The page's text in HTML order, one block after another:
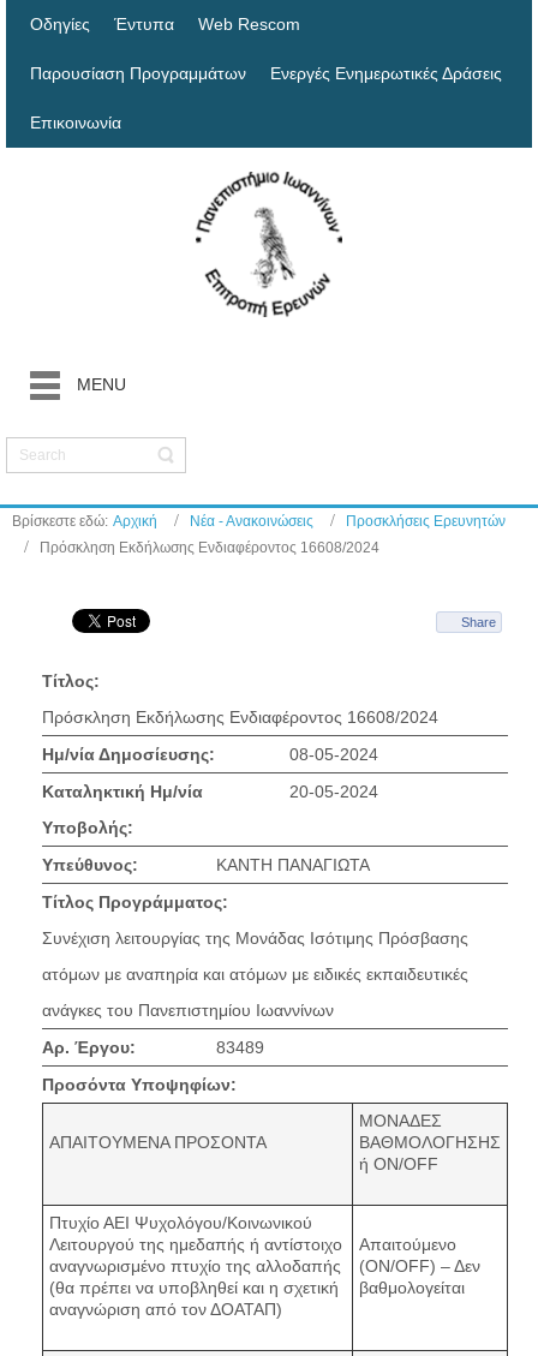
Οδηγίες Έντυπα Web Rescom
Παρουσίαση Προγραμμάτων Ενεργές Ενημερωτικές Δράσεις
Επικοινωνία
MENU
Βρίσκεστε εδώ: Αρχική Νέα - Ανακοινώσεις
Προσκλήσεις Ερευνητών
Πρόσκληση Εκδήλωσης Ενδιαφέροντος 16608/2024
Share
Τίτλος:
Πρόσκληση Εκδήλωσης Ενδιαφέροντος 16608/2024
Ημ/νία Δημοσίευσης:
08-05-2024
Καταληκτική Ημ/νία
Υποβολής:
20-05-2024
Υπεύθυνος:
ΚΑΝΤΗ ΠΑΝΑΓΙΩΤΑ
Τίτλος Προγράμματος:
Συνέχιση λειτουργίας της Μονάδας Ισότιμης Πρόσβασης
ατόμων με αναπηρία και ατόμων με ειδικές εκπαιδευτικές
ανάγκες του Πανεπιστημίου Ιωαννίνων
Αρ. Έργου:
83489
Προσόντα Υποψηφίων:
ΑΠΑΙΤΟΥΜΕΝΑ ΠΡΟΣΟΝΤΑ
ΜΟΝΑΔΕΣ
ΒΑΘΜΟΛΟΓΗΣΗΣ
ή ON/OFF
Πτυχίο ΑΕΙ Ψυχολόγου/Κοινωνικού
Λειτουργού της ημεδαπής ή αντίστοιχο
αναγνωρισμένο πτυχίο της αλλοδαπής
(θα πρέπει να υποβληθεί και η σχετική
αναγνώριση από τον ΔΟΑΤΑΠ)
Απαιτούμενο
(ON/OFF) – Δεν
βαθμολογείται